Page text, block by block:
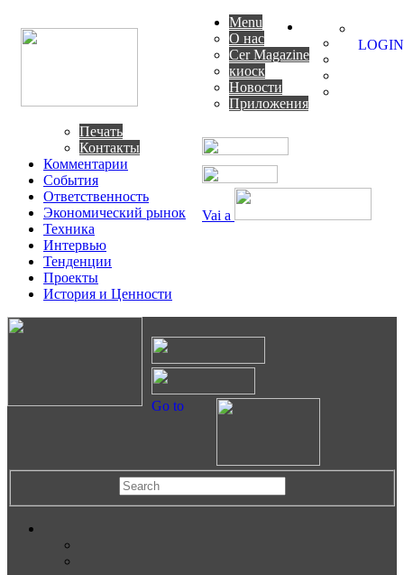
Vai a
Menu
О нас
Cer Magazine
киоск
Новости
Приложения
Печать
Контакты
Комментарии
События
Ответственность
Экономический рынок
Техника
Интервью
Тенденции
Проекты
История и Ценности
LOGIN
Go to